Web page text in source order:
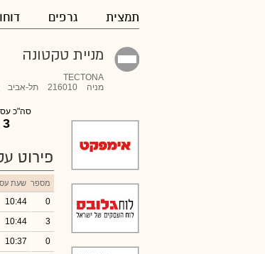
תמצית גרפים
מניית טקטונה
TECTONA
מניה
216010 תל-אביב
סה"כ
3
פירוט
מספר שעת
0
10:44
3
10:44
0
10:37